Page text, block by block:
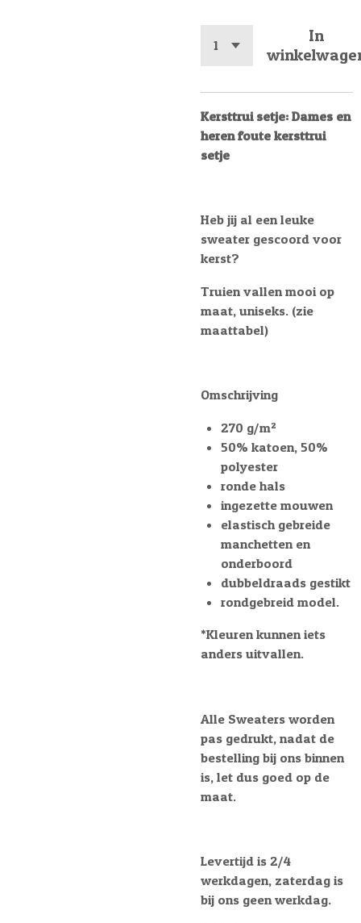
In
Kersttrui setje: Dames en
heren foute kersttrui
setje
Heb jij al een leuke
sweater gescoord voor
kerst?
Truien vallen mooi op
maat, uniseks. (zie
maattabel)
Omschrijving
270 g/m²
50% katoen, 50%
polyester
ronde hals
ingezette mouwen
elastisch gebreide
manchetten en
onderboord
dubbeldraads gestikt
rondgebreid model.
*Kleuren kunnen iets
anders uitvallen.
Alle Sweaters worden
pas gedrukt, nadat de
bestelling bij ons binnen
is, let dus goed op de
maat.
Levertijd is 2/4
werkdagen, zaterdag is
bij ons geen werkdag.